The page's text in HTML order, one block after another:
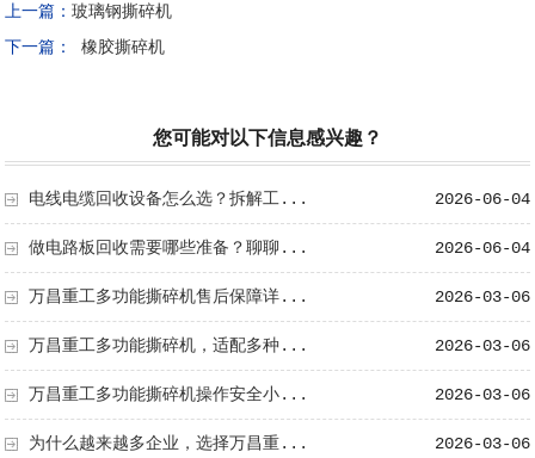
上一篇：玻璃钢撕碎机
下一篇：
橡胶撕碎机
您可能对以下信息感兴趣？
2026-06-04
电线电缆回收设备怎么选？拆解工...
2026-06-04
做电路板回收需要哪些准备？聊聊...
2026-03-06
万昌重工多功能撕碎机售后保障详...
2026-03-06
万昌重工多功能撕碎机，适配多种...
2026-03-06
万昌重工多功能撕碎机操作安全小...
2026-03-06
为什么越来越多企业，选择万昌重...